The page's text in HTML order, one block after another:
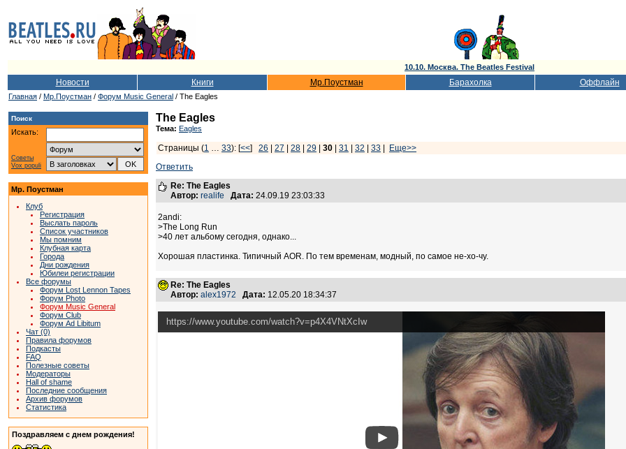
10.10. Москва. The Beatles Festival
Новости Книги Мр.Поустман Барахолка Оффлайн
Главная / Мр.Поустман / Форум Music General / The Eagles
Поиск
Искать:
Советы
Vox populi
Мр. Поустман
Клуб
Регистрация
Выслать пароль
Список участников
Мы помним
Клубная карта
Города
Дни рождения
Юбилеи регистрации
Все форумы
Форум Lost Lennon Tapes
Форум Photo
Форум Music General
Форум Club
Форум Ad Libitum
Чат (0)
Правила форумов
Подкасты
FAQ
Полезные советы
Модераторы
Hall of shame
Последние сообщения
Архив форумов
Статистика
Поздравляем с днем рождения!
The Eagles
Тема: Eagles
Страницы (1 … 33): [<<] 26 27 28 29 30 31 32 33
Еще>>
Ответить
Re: The Eagles
Автор: realife Дата: 24.09.19 23:03:33
2andi:
>The Long Run
>40 лет альбому сегодня, однако...
Хорошая пластинка. Типичный AOR. По тем временам, модный, по самое не-хо-чу.
Re: The Eagles
Автор: alex1972 Дата: 12.05.20 18:34:37
https://www.youtube.com/watch?v=p4X4VNtXcIw